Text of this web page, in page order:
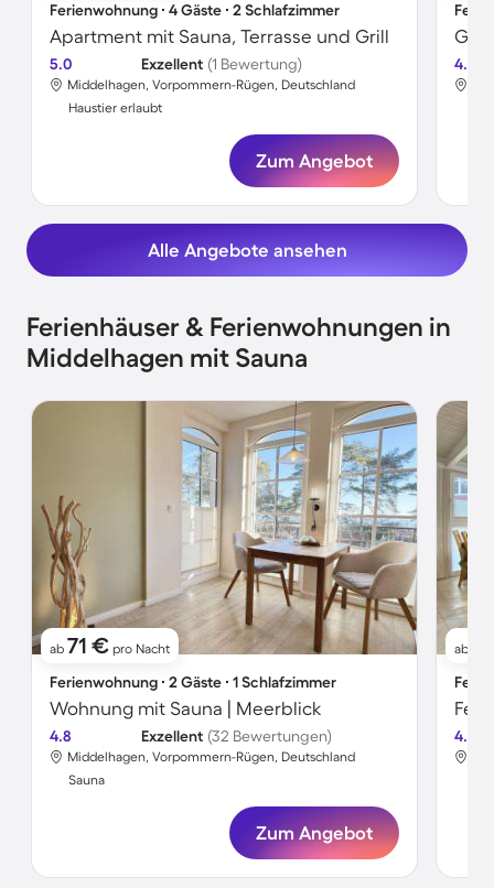
Ferienwohnung ∙ 4 Gäste ∙ 2 Schlafzimmer
Apartment mit Sauna, Terrasse und Grill
5.0 Exzellent (1 Bewertung)
Middelhagen, Vorpommern-Rügen, Deutschland
Haustier erlaubt
Zum Angebot
4.0
Alle Angebote ansehen
Ferienhäuser & Ferienwohnungen in
Middelhagen mit Sauna
ab 71 € pro Nacht
Ferienwohnung ∙ 2 Gäste ∙ 1 Schlafzimmer
Wohnung mit Sauna | Meerblick
4.8 Exzellent (32 Bewertungen)
Middelhagen, Vorpommern-Rügen, Deutschland
Sauna
Zum Angebot
ab
4.4